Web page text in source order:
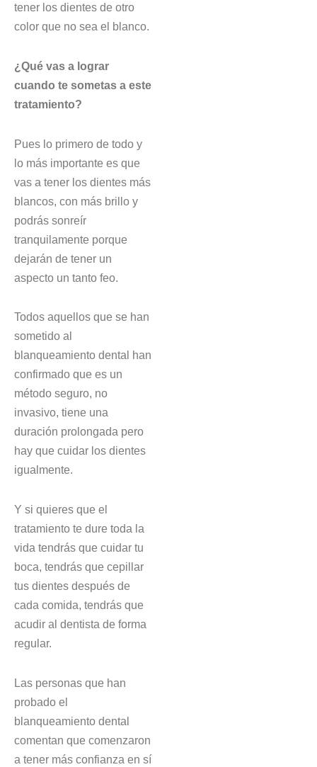
tener los dientes de otro
color que no sea el blanco.
¿Qué vas a lograr
cuando te sometas a este
tratamiento?
Pues lo primero de todo y
lo más importante es que
vas a tener los dientes más
blancos, con más brillo y
podrás sonreír
tranquilamente porque
dejarán de tener un
aspecto un tanto feo.
Todos aquellos que se han
sometido al
blanqueamiento dental han
confirmado que es un
método seguro, no
invasivo, tiene una
duración prolongada pero
hay que cuidar los dientes
igualmente.
Y si quieres que el
tratamiento te dure toda la
vida tendrás que cuidar tu
boca, tendrás que cepillar
tus dientes después de
cada comida, tendrás que
acudir al dentista de forma
regular.
Las personas que han
probado el
blanqueamiento dental
comentan que comenzaron
a tener más confianza en sí